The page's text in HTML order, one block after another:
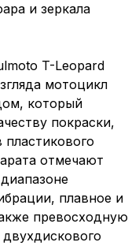
и зеркала
T-Leopard
мотоцикл
который
покраски,
отмечают
плавное и
превосходную